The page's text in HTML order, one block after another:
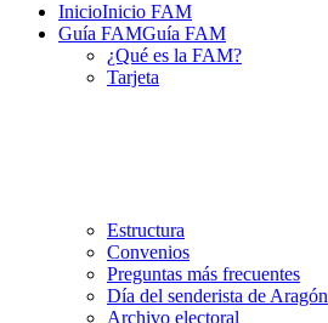
InicioInicio FAM
Guía FAMGuía FAM
¿Qué es la FAM?
Tarjeta
Estructura
Convenios
Preguntas más frecuentes
Día del senderista de Aragón
Archivo electoral